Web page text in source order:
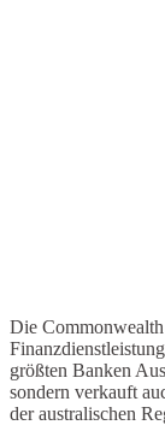
Die
größten Banken
sondern verkauft
der australischen